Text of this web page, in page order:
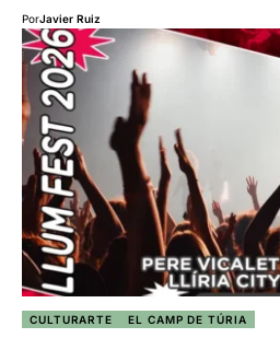
PorJavier Ruiz
CULTURARTE EL CAMP DE TÚRIA